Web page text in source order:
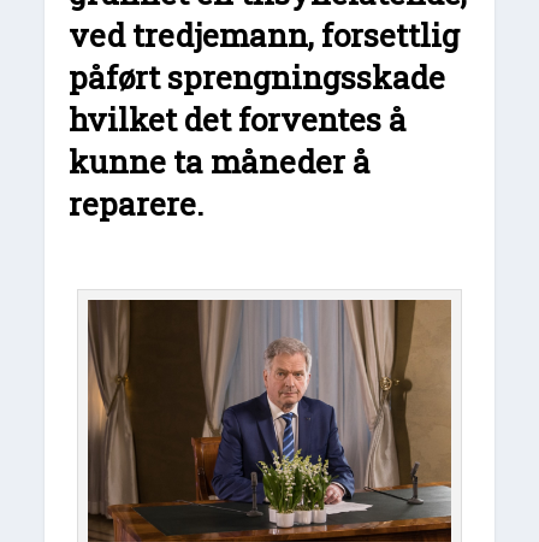
ved tredjemann, forsettlig
påført sprengningsskade
hvilket det forventes å
kunne ta måneder å
reparere.